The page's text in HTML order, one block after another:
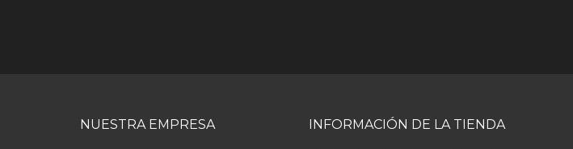
NUESTRA EMPRESA INFORMACIÓN DE LA TIENDA